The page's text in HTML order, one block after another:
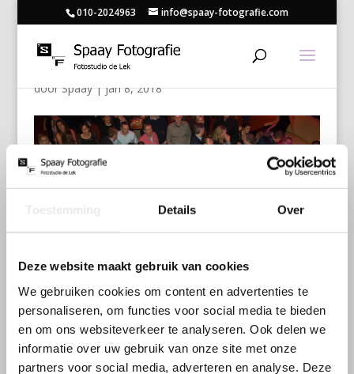
Details Over
Deze website maakt gebruik van cookies
We gebruiken cookies om content en advertenties te
personaliseren, om functies voor social media te bieden
en om ons websiteverkeer te analyseren. Ook delen we
informatie over uw gebruik van onze site met onze
partners voor social media, adverteren en analyse. Deze
010-2024963 info@spaay-fotografie.com
309
doorSpaay|jan 8, 2018